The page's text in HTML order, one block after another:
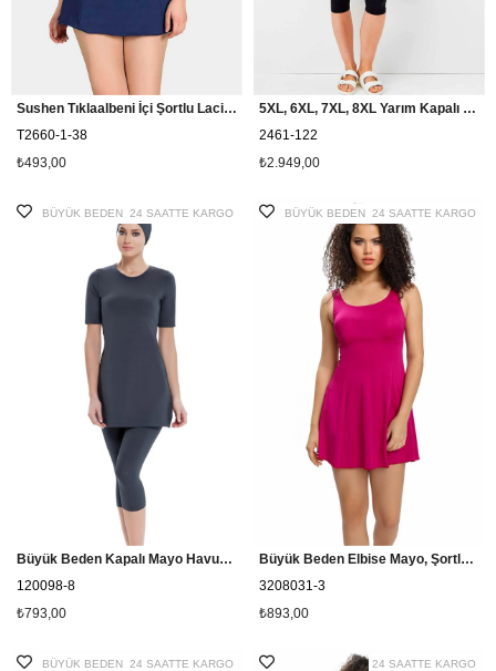
Sushen Tıklaalbeni İçi Şortlu Lacivert Etekli Mayo T2660
T2660-1-38
₺493,00
5XL, 6XL, 7XL, 8XL Yarım Kapalı Mayo Veros Yarım Tesettür Mayo VRS601
2461-122
₺2.949,00
Büyük Beden Kapalı Mayo Havuz Grubu Tesmay 22098
120098-8
₺793,00
24 SAATTE KARGO
BÜYÜK BEDEN
Büyük Beden Elbise Mayo, Şortlu Etekli Mayo Cesa 3208031 Fuşya
3208031-3
₺893,00
24 SAATTE KARGO
BÜYÜK BEDEN
24 SAATTE KARGO
BÜYÜK BEDEN 24 SAATTE KARGO